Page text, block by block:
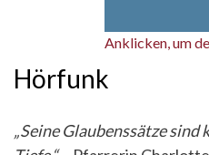
Anklicken, um
Hörfunk
„Seine Glaubenssätze